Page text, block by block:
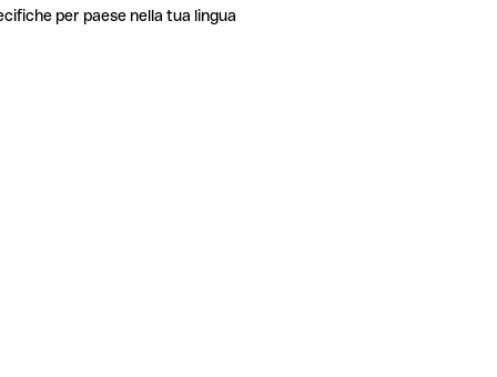
per paese nella tua lingua